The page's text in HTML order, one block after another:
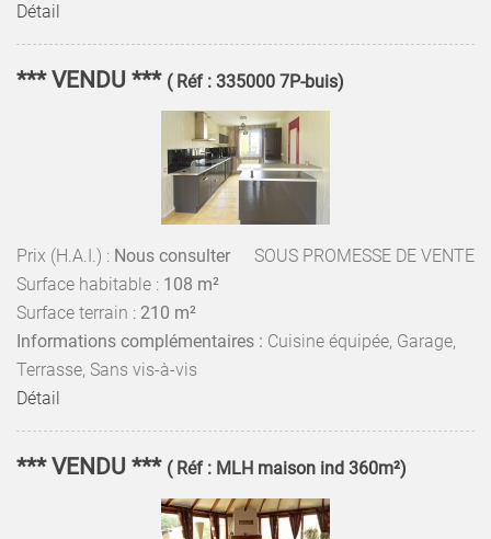
Détail
*** VENDU *** ( Réf : 335000 7P-buis)
SOUS PROMESSE DE VENTE
Prix (H.A.I.) : Nous consulter
Surface habitable : 108 m²
Surface terrain : 210 m²
Informations complémentaires : Cuisine équipée, Garage,
Terrasse, Sans vis-à-vis
Détail
*** VENDU *** ( Réf : MLH maison ind 360m²)